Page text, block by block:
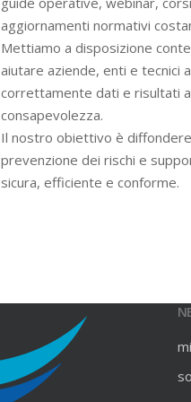
aggiornamenti normativi
Mettiamo a disposizione
aiutare aziende, enti e tecnici
correttamente dati e risultati
consapevolezza.
Il nostro obiettivo è
prevenzione dei rischi e
sicura, efficiente e conforme.